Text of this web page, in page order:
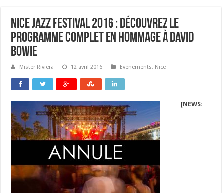
Nice Jazz Festival 2016 : découvrez le
programme complet en hommage à David
Bowie
Mister Riviera 12 avril 2016 Evénements, Nice
[NEWS: